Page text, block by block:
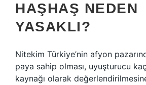
HAŞHAŞ NEDEN
YASAKLI?
Nitekim Türkiye’nin afyon
paya sahip olması, uyuşturucu
kaynağı olarak